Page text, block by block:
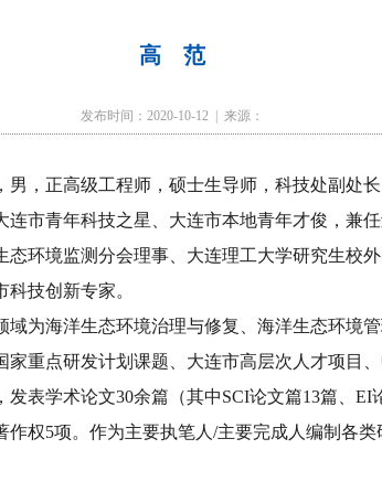
高 范
发布时间：2020-10-12 | 来源：
男，正高级工程师，硕士生导师，科技处副处
连市青年科技之星、大连市本地青年才俊，兼
态环境监测分会理事、大连理工大学研究生校
科技创新专家。
域为海洋生态环境治理与修复、海洋生态环境管
家重点研发计划课题、大连市高层次人才项目
发表学术论文30余篇（其中SCI论文篇13篇、
作权5项。作为主要执笔人/主要完成人编制各